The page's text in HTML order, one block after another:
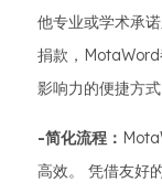
他专业或学术承
捐款，MotaWord
影响力的便捷方式
-简化流程：
高效。 凭借友好